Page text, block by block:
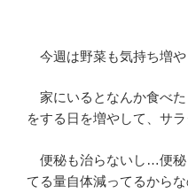
今週は野菜も気持ち増や
家にいるとなんか食べ
をする日を増やして、サ
便秘も治らないし…便秘
てる量自体減ってるから